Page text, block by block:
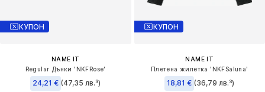
КУПОН
NAME IT
Regular Дънки 'NKFRose'
24,21 € (47,35 лв.³)
КУПОН
NAME IT
Плетена жилетка 'NKFSaluna'
18,81 € (36,79 лв.³)